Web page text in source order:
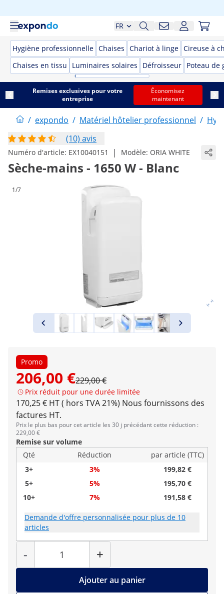
FR
Hygiène professionnelle Chaises Chariot à linge Cireuse à
Chaises en tissu
Luminaires solaires Défroisseur Poteau de
Remises exclusives pour votre
entreprise
Économisez
maintenant
/ expondo / Matériel hôtelier professionnel /
(10) avis
Numéro d'article: EX10040151 | Modèle: ORIA WHITE
Sèche-mains - 1650 W - Blanc
1/7
Promo
206,00 €229,00 €
Prix réduit pour une durée limitée
170,25 € HT ( hors TVA 21%) Nous fournissons des
factures HT.
Prix le plus bas pour cet article les 30 j précédant cette réduction :
229,00 €
Remise sur volume
Qté
Réduction
par article (TTC)
3+
3%
199,82 €
5+
5%
195,70 €
10+
7% 191,58 €
Demande d'offre personnalisée pour plus de 10
articles
-
Quantité
+
Ajouter au panier